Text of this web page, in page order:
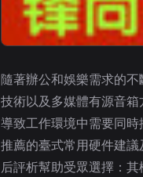
隨著辦公和娛樂需求的不
技術以及多媒體有源音
導致工作環境中需要同
推薦的臺式常用硬件建
后評析幫助受眾選擇：